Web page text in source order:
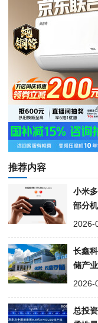
推荐内容
小米
部分
2026-
长鑫
储产
2026-
总投